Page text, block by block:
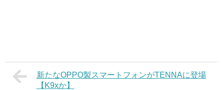
新たなOPPO製スマートフォンがTENNAに登場
【K9xか】